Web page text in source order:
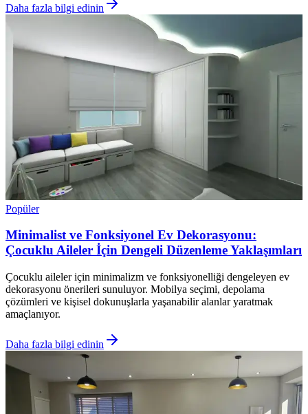
Daha fazla bilgi edinin
Popüler
Minimalist ve Fonksiyonel Ev Dekorasyonu:
Çocuklu Aileler İçin Dengeli Düzenleme Yaklaşımları
Çocuklu aileler için minimalizm ve fonksiyonelliği dengeleyen ev
dekorasyonu önerileri sunuluyor. Mobilya seçimi, depolama
çözümleri ve kişisel dokunuşlarla yaşanabilir alanlar yaratmak
amaçlanıyor.
Daha fazla bilgi edinin